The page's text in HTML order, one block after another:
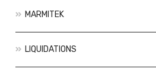
MARMITEK
LIQUIDATIONS